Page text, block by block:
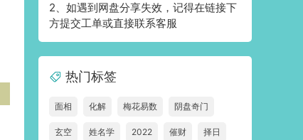
2、如遇到网盘分享失效，记得在链接下
方提交工单或直接联系客服
热门标签
面相 化解 梅花易数 阴盘奇门
玄空 姓名学 2022 催财 择日